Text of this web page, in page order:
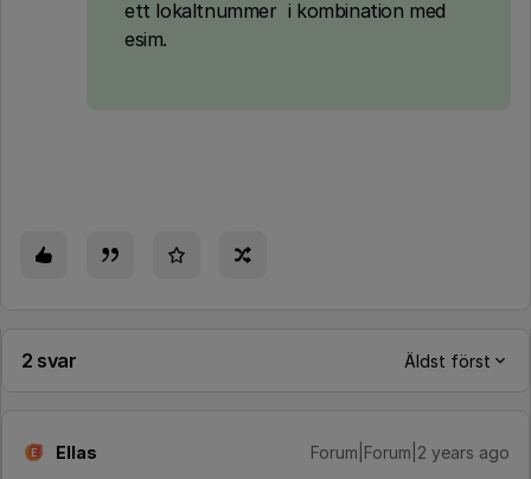
ett lokaltnummer i kombination med
esim.
2 svar Äldst först
E Ellas Forum|Forum|2 years ago